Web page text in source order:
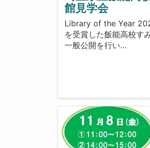
館見学会
Library of the Year
を受賞した飯能高校す
一般公開を行い…